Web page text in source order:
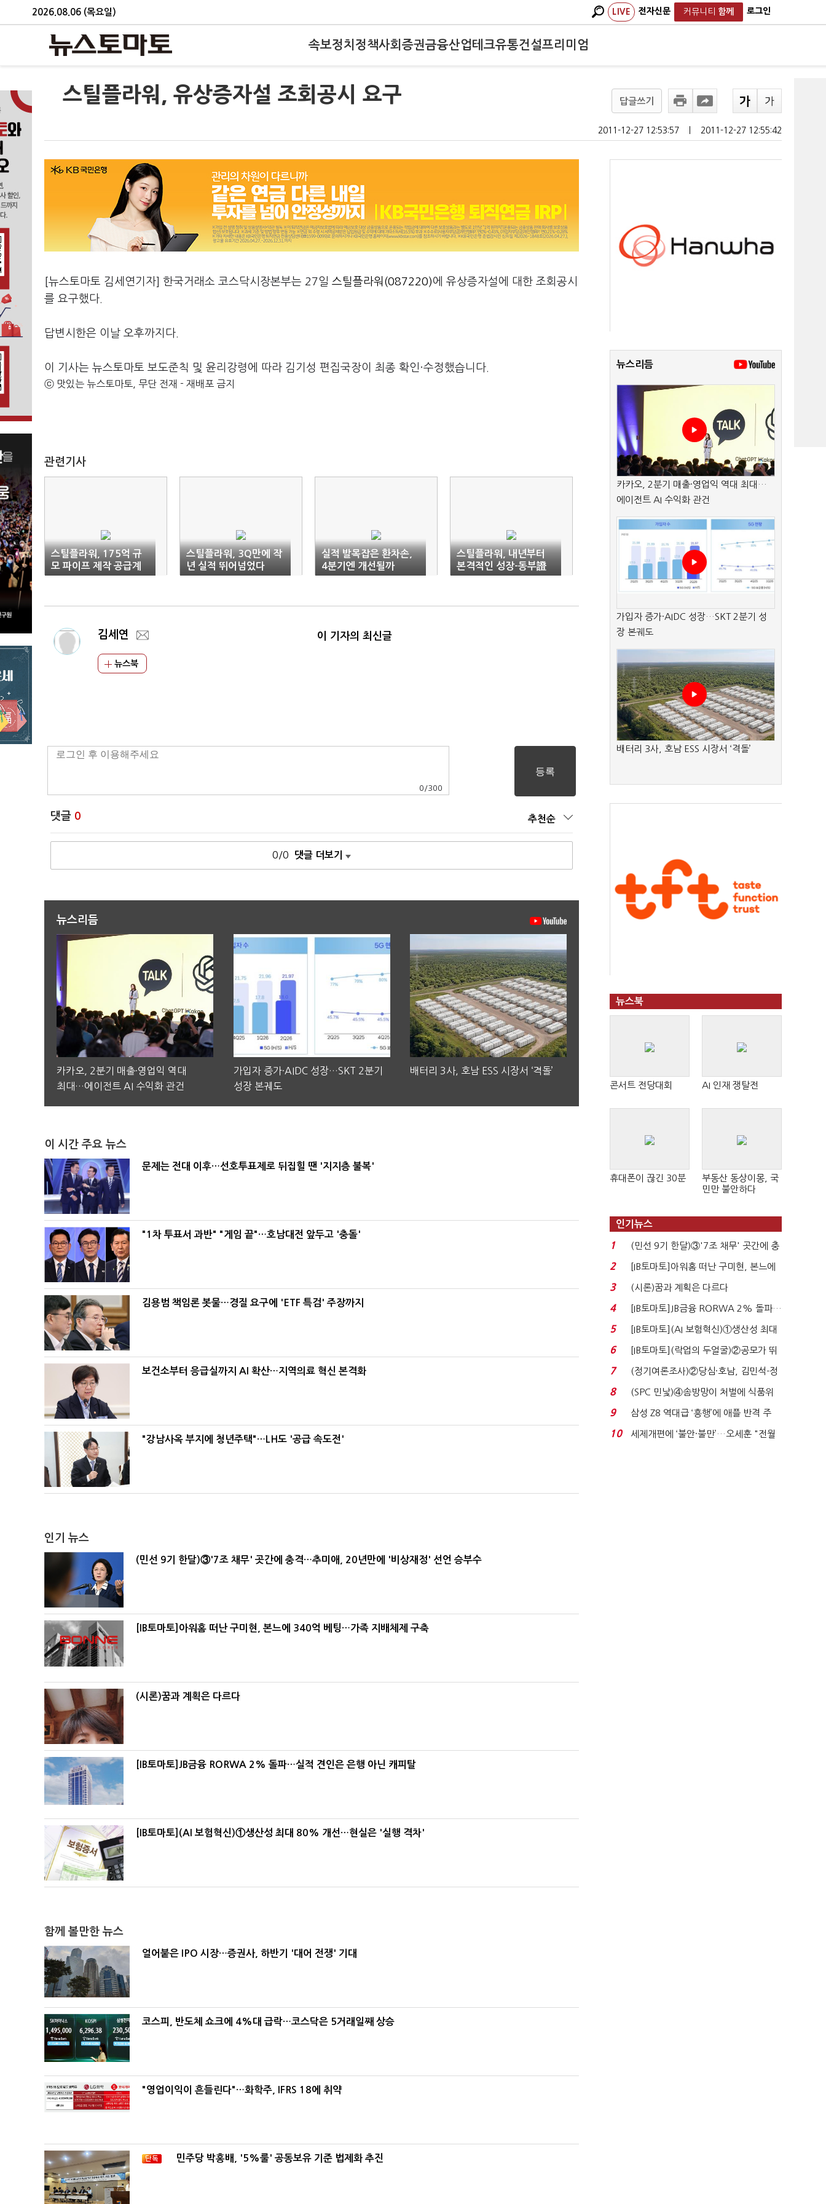
2026.08.06 (목요일) LIVE 전자신문 커뮤니티 함께 로그인
속보정치 정책사회 증권금융산업테크유통건설프리미엄
스틸플라워, 유상증자설 조회공시 요구 답글쓰기
2011-12-27 12:53:57 2011-12-27 12:55:42
[뉴스토마토 김세연기자] 한국거래소 코스닥시장본부는 27일 스틸플라워(087220)에 유상증자설에 대한 조회공시
를 요구했다.
답변시한은 이날 오후까지다.
이 기사는 뉴스토마토 보도준칙 및 윤리강령에 따라 김기성 편집국장이 최종 확인·수정했습니다.
ⓒ 맛있는 뉴스토마토, 무단 전재 - 재배포 금지
관련기사
스틸플라워, 175억 규
모 파이프 제작 공급계
약
스틸플라워, 3Q만에 작
년 실적 뛰어넘었다
실적 발목잡은 환차손,
4분기엔 개선될까
스틸플라워, 내년부터
본격적인 성장-동부證
김세연
뉴스북
이 기자의 최신글
0 /300
댓글 0 추천순
0/0 댓글 더보기
뉴스리듬
카카오, 2분기 매출·영업익 역대
최대…에이전트 AI 수익화 관건
가입자 증가·AIDC 성장…SKT 2분기
성장 본궤도
배터리 3사, 호남 ESS 시장서 ‘격돌’
이 시간 주요 뉴스
문제는 전대 이후…선호투표제로 뒤집힐 땐 '지지층 불복'
"1차 투표서 과반" "게임 끝"…호남대전 앞두고 '충돌'
김용범 책임론 봇물…경질 요구에 'ETF 특검' 주장까지
보건소부터 응급실까지 AI 확산…지역의료 혁신 본격화
"강남사옥 부지에 청년주택"…LH도 '공급 속도전'
인기 뉴스
(민선 9기 한달)③'7조 채무' 곳간에 충격…추미애, 20년만에 '비상재정' 선언 승부수
[IB토마토]아워홈 떠난 구미현, 본느에 340억 베팅…가족 지배체제 구축
(시론)꿈과 계획은 다르다
[IB토마토]JB금융 RORWA 2% 돌파…실적 견인은 은행 아닌 캐피탈
[IB토마토](AI 보험혁신)①생산성 최대 80% 개선…현실은 '실행 격차'
함께 볼만한 뉴스
얼어붙은 IPO 시장…증권사, 하반기 '대어 전쟁' 기대
코스피, 반도체 쇼크에 4%대 급락…코스닥은 5거래일째 상승
"영업이익이 흔들린다"…화학주, IFRS 18에 취약
민주당 박홍배, '5%룰' 공동보유 기준 법제화 추진
뉴스리듬
카카오, 2분기 매출·영업익 역대 최대…
에이전트 AI 수익화 관건
가입자 증가·AIDC 성장…SKT 2분기 성
장 본궤도
배터리 3사, 호남 ESS 시장서 ‘격돌’
뉴스북
콘서트 전당대회 AI 인재 쟁탈전
휴대폰이 끊긴 30분
부동산 동상이몽, 국
민만 불안하다
인기뉴스
1
(민선 9기 한달)③'7조 채무' 곳간에 충
격…추미애, 20년...
2
[IB토마토]아워홈 떠난 구미현, 본느에
340억 베팅…가...
3 (시론)꿈과 계획은 다르다
4
[IB토마토]JB금융 RORWA 2% 돌파…
실적 견인은 은행 ...
5
[IB토마토](AI 보험혁신)①생산성 최대
80% 개선…현실...
6
[IB토마토](락업의 두얼굴)②공모가 뛰
자 첫날 매도…FI ...
7
(정기여론조사)②당심·호남, 김민석-정
청래 '초접전'...
8
(SPC 민낯)④솜방망이 처벌에 식품위
생법 위반 반복...
9
삼성 Z8 역대급 ‘흥행’에 애플 반격 주
목…9월 ‘폴...
10
세제개편에 ‘불안·불만’…오세훈 "전월